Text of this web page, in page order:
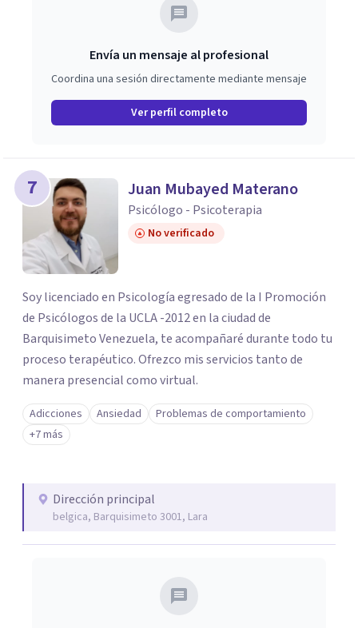
Envía un mensaje al profesional
Coordina una sesión directamente mediante mensaje
Ver perfil completo
7 Juan Mubayed Materano
Psicólogo - Psicoterapia
No verificado
Soy licenciado en Psicología egresado de la I Promoción
de Psicólogos de la UCLA -2012 en la ciudad de
Barquisimeto Venezuela, te acompañaré durante todo tu
proceso terapéutico. Ofrezco mis servicios tanto de
manera presencial como virtual.
Adicciones Ansiedad
Problemas de comportamiento
+7 más
Dirección principal
belgica, Barquisimeto 3001, Lara